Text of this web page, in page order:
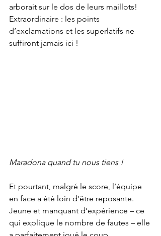
arborait sur le dos de leurs maillots!
Extraordinaire : les points
d’exclamations et les superlatifs ne
suffiront jamais ici !
Maradona quand tu nous tiens !
Et pourtant, malgré le score, l’équipe
en face a été loin d’être reposante.
Jeune et manquant d’expérience – ce
qui explique le nombre de fautes – elle